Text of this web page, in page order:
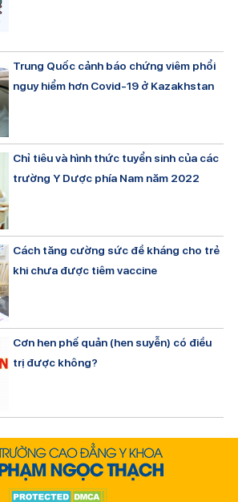
Trung Quốc cảnh báo chứng viêm phổi
nguy hiểm hơn Covid-19 ở Kazakhstan
Chỉ tiêu và hình thức tuyển sinh của các
trường Y Dược phía Nam năm 2022
Cách tăng cường sức đề kháng cho trẻ
khi chưa được tiêm vaccine
Cơn hen phế quản (hen suyễn) có điều
trị được không?